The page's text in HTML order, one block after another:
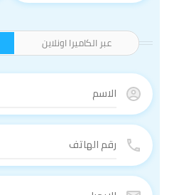
عبر الكاميرا اونلاين